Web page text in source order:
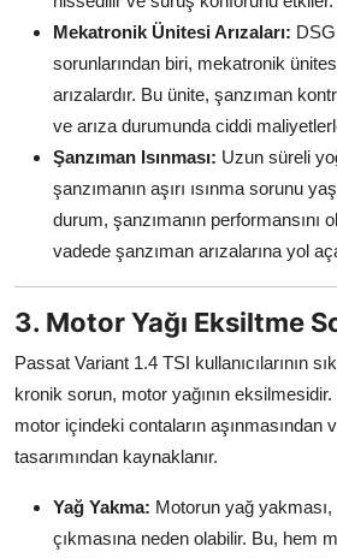
Mekatronik Ünitesi Arızaları:
sorunlarından biri, mekatronik
arızalardır. Bu ünite, şanzıman
ve arıza durumunda ciddi
Şanzıman Isınması: Uzun süreli
şanzımanın aşırı ısınma sorunu
durum, şanzımanın performansını
vadede şanzıman arızalarına yol
3. Motor Yağı Eksiltme
Passat Variant 1.4 TSI kullanıcılarının
kronik sorun, motor yağının
motor içindeki contaların aşınmasından
tasarımından kaynaklanır.
Yağ Yakma: Motorun yağ
çıkmasına neden olabilir. Bu, hem